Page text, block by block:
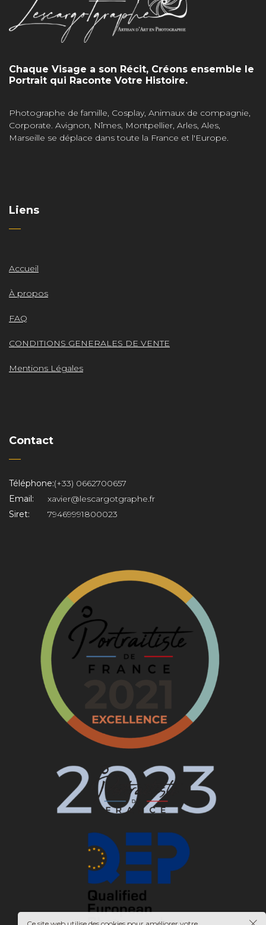
Chaque Visage a son Récit, Créons ensemble le
Portrait qui Raconte Votre Histoire.
Photographe de famille, Cosplay, Animaux de compagnie,
Corporate. Avignon, Nîmes, Montpellier, Arles, Ales,
Marseille se déplace dans toute la France et l'Europe.
Liens
Accueil
À propos
FAQ
CONDITIONS GENERALES DE VENTE
Mentions Légales
Contact
Téléphone:(+33) 0662700657
Email:
xavier@lescargotgraphe.fr
Siret:
79469991800023